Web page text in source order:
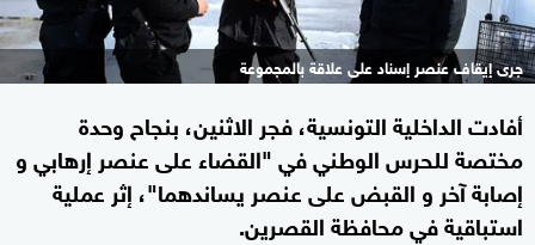
جرى إيقاف عنصر إسناد على علاقة بالمجموعة
أفادت الداخلية التونسية، فجر الاثنين، بنجاح وحدة
مختصة للحرس الوطني في "القضاء على عنصر إرهابي و
إصابة آخر و القبض على عنصر يساندهما"، إثر عملية
استباقية في محافظة القصرين.